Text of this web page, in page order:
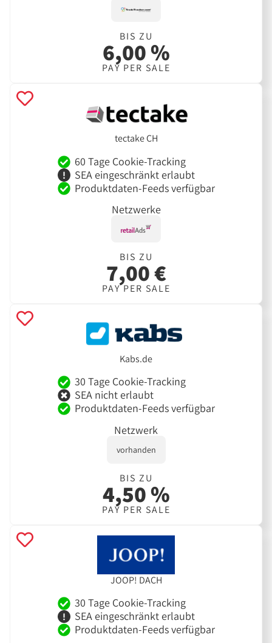
BIS ZU
6,00 %
PAY PER SALE
tectake CH
60 Tage Cookie-Tracking
SEA eingeschränkt erlaubt
Produktdaten-Feeds verfügbar
Netzwerke
BIS ZU
7,00 €
PAY PER SALE
Kabs.de
30 Tage Cookie-Tracking
SEA nicht erlaubt
Produktdaten-Feeds verfügbar
Netzwerk
vorhanden
BIS ZU
4,50 %
PAY PER SALE
JOOP! DACH
30 Tage Cookie-Tracking
SEA eingeschränkt erlaubt
Produktdaten-Feeds verfügbar